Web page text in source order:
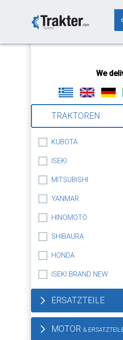
We
TRAKTOREN
KUBOTA
ISEKI
MITSUBISHI
YANMAR
HINOMOTO
SHIBAURA
HONDA
ISEKI BRAND NEW
ERSATZTEILE
MOTOR &